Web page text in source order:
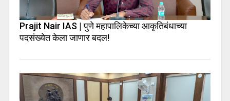
Prajit Nair IAS | पुणे महापालिकेच्या आकृतिबंधाच्या
पदसंख्येत केला जाणार बदल!